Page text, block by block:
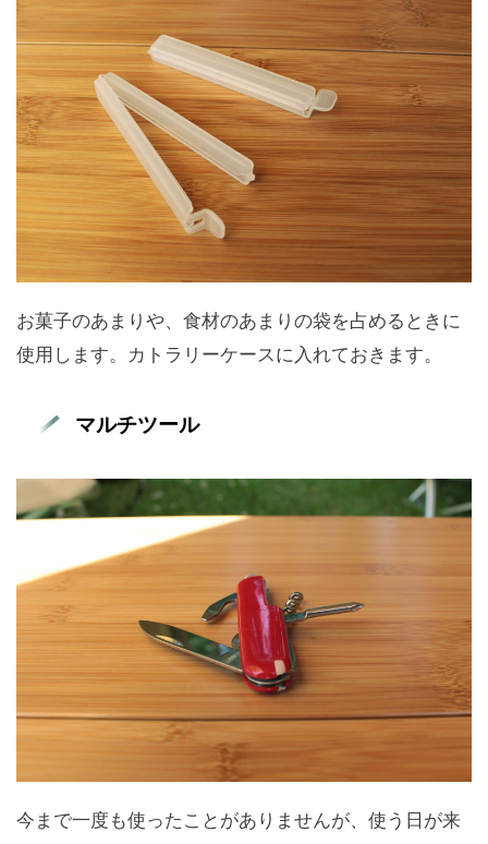
お菓子のあまりや、食材のあまりの袋を占めるときに
使用します。カトラリーケースに入れておきます。
マルチツール
今まで一度も使ったことがありませんが、使う日が来